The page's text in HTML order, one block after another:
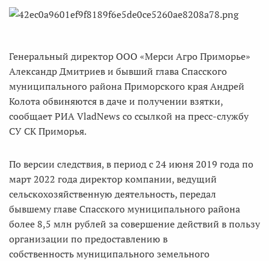
Генеральный директор ООО «Мерси Агро Приморье»
Александр Дмитриев и бывший глава Спасского
муниципального района Приморского края Андрей
Колота обвиняются в даче и получении взятки,
сообщает РИА VladNews со ссылкой на пресс-службу
СУ СК Приморья.
По версии следствия, в период с 24 июня 2019 года по
март 2022 года директор компании, ведущий
сельскохозяйственную деятельность, передал
бывшему главе Спасского муниципального района
более 8,5 млн рублей за совершение действий в пользу
организации по предоставлению в
собственность муниципального земельного